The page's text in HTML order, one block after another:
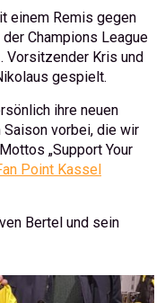
einem Remis gegen
Champions League
Vorsitzender Kris und
gespielt.
ihre neuen
vorbei, die wir
„Support Your
Point Kassel
Bertel und sein